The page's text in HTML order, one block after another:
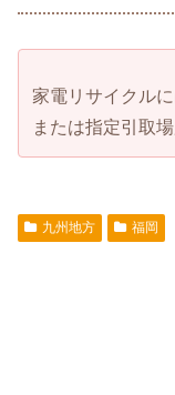
家電リサイクル
または指定引取
九州地方 福岡